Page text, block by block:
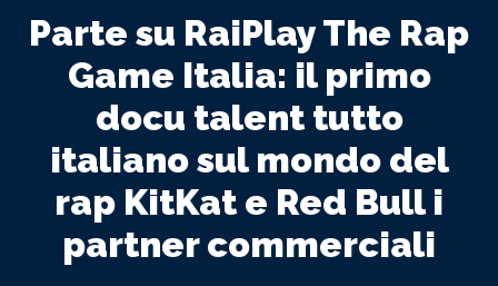
Parte su RaiPlay The Rap
Game Italia: il primo
docu talent tutto
italiano sul mondo del
rap KitKat e Red Bull i
partner commerciali